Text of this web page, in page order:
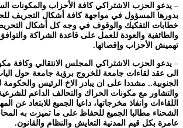
– يدعو الحزب الاشتراكي كافة الأحزاب والمكونات
بدورها المسؤول في مواجهة كافة أشكال التجريف
خطابات التفكيك والوقوف في وجه كل أشكال
والطائفية والعودة للعمل على قاعدة الشراكة
تهميش الأحزاب وإقصائها.
– يدعو الحزب الاشتراكي المجلس الانتقالي وكافة
الى عقد لقاءات جامعة للخروج برؤية جامعة حول
الجنوبية.. مشددا على ان يبادر الاخ الرئيس
والتشاور مع مكونات الحراك والتحالف الداعم
اللقاءات وانفاذ مخرجاتها، داعيا الجميع للابتعاد عن
الشحناء مطالبا الجميع للحفاظ على ما تميزت به
عامرة بكل قيم المدنية التعايش والنظام والقانون.